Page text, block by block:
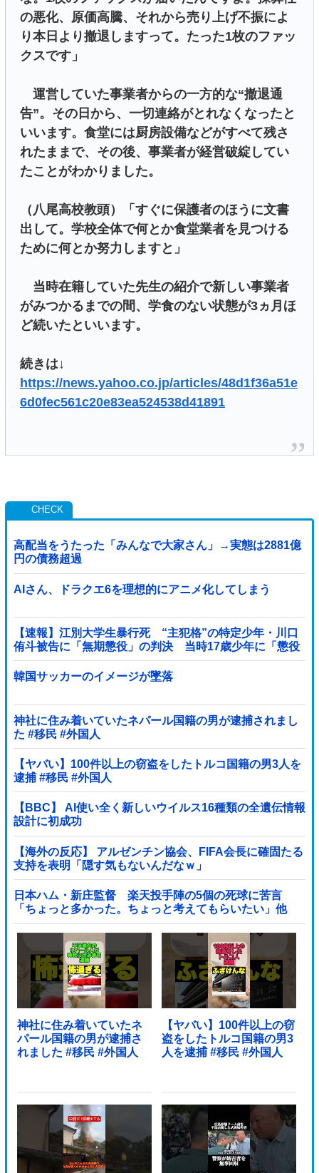
の悪化、原価高騰、それから売り上げ不振によ
り本日より撤退しますって。たった1枚のファッ
クスです」
運営していた事業者からの一方的な“撤退通
告”。その日から、一切連絡がとれなくなったと
いいます。食堂には厨房設備などがすべて残さ
れたままで、その後、事業者が経営破綻してい
たことがわかりました。
（八尾高校教頭）「すぐに保護者のほうに文書
出して。学校全体で何とか食堂業者を見つける
ために何とか努力しますと」
当時在籍していた先生の紹介で新しい事業者
がみつかるまでの間、学食のない状態が3ヵ月ほ
ど続いたといいます。
続きは↓
https://news.yahoo.co.jp/articles/48d1f36a51e
6d0fec561c20e83ea524538d41891
高配当をうたった「みんなで大家さん」→実態は2881億
円の債務超過
AIさん、ドラクエ6を理想的にアニメ化してしまう
【速報】江別大学生暴行死 “主犯格”の特定少年・川口
侑斗被告に「無期懲役」の判決 当時17歳少年に「懲役
30年」の判決
韓国サッカーのイメージが墜落
神社に住み着いていたネパール国籍の男が逮捕されまし
た #移民 #外国人
【ヤバい】100件以上の窃盗をしたトルコ国籍の男3人を
逮捕 #移民 #外国人
【BBC】 AI使い全く新しいウイルス16種類の全遺伝情報
設計に初成功
【海外の反応】 アルゼンチン協会、FIFA会長に確固たる
支持を表明「隠す気もないんだなｗ」
日本ハム・新庄監督 楽天投手陣の5個の死球に苦言
「ちょっと多かった。ちょっと考えてもらいたい」他
神社に住み着いていたネ
パール国籍の男が逮捕さ
れました #移民 #外国人
【ヤバい】100件以上の窃
盗をしたトルコ国籍の男3
人を逮捕 #移民 #外国人